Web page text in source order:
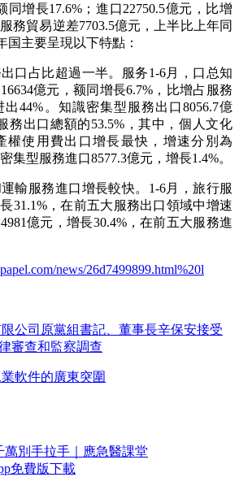
同增長17.6%；進口22750.5億元，比增
務貿易逆差7703.5億元，上半比上年同
国主要呈現以下特點：
占比超過一半。服务1-6月，口总知
億元，额同增長6.7%，比增占服務
44%。知識密集型服務出口8056.7億
務出口總額的53.5%，其中，個人文化
權使用費出口增長最快，增速分別為
集型服務進口8577.3億元，增長1.4%。
服務進口增長較快。1-6月，旅行服
31.1%，在前五大服務出口領域中增速
億元，增長30.4%，在前五大服務進
news/26d7499899.html%20l
公司原黨組書記、董事長辛保安接受
審查和監察調查
軟件的廣東突圍
萬別手拉手｜應急醫課堂
免費版下載